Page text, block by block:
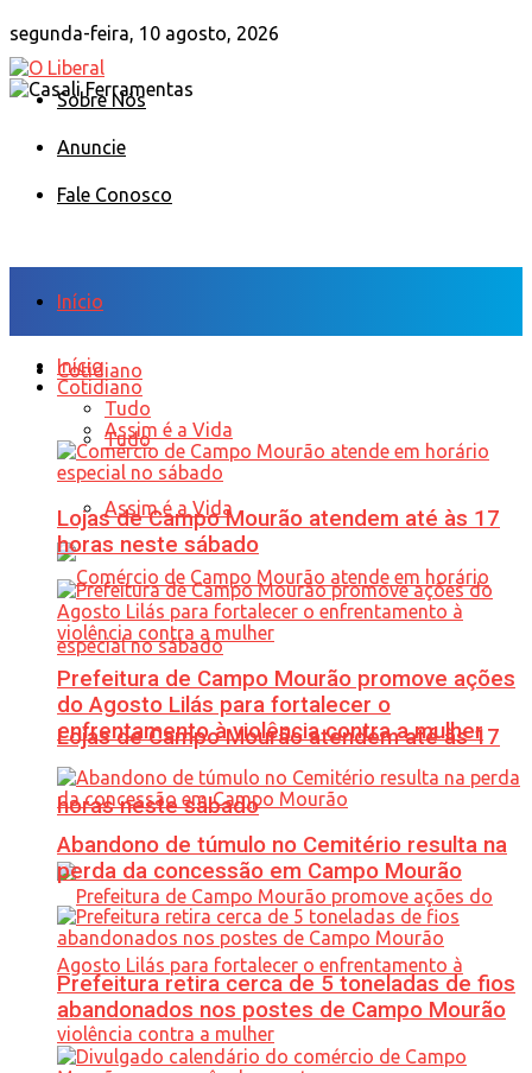
segunda-feira, 10 agosto, 2026
Sobre Nós
Anuncie
Fale Conosco
Início
Cotidiano
Tudo
Assim é a Vida
Lojas de Campo Mourão atendem até às 17
horas neste sábado
Início
Cotidiano
Tudo
Assim é a Vida
Lojas de Campo Mourão atendem até às 17
horas neste sábado
Prefeitura de Campo Mourão promove ações
do Agosto Lilás para fortalecer o
enfrentamento à violência contra a mulher
Abandono de túmulo no Cemitério resulta na
perda da concessão em Campo Mourão
Prefeitura retira cerca de 5 toneladas de fios
abandonados nos postes de Campo Mourão